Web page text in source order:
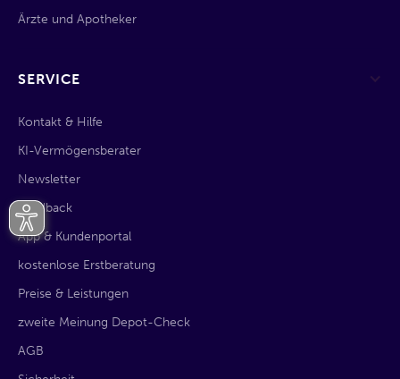
Ärzte und Apotheker
SERVICE
Kontakt & Hilfe
KI-Vermögensberater
Newsletter
Feedback
App & Kundenportal
kostenlose Erstberatung
Preise & Leistungen
zweite Meinung Depot-Check
AGB